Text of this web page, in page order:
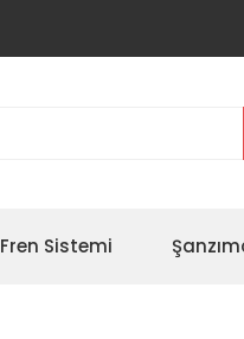
Fren Sistemi